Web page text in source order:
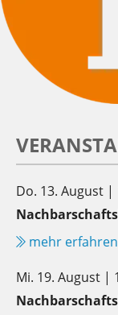
Do. 13. August |
mehr erfahren
Mi. 19. August |